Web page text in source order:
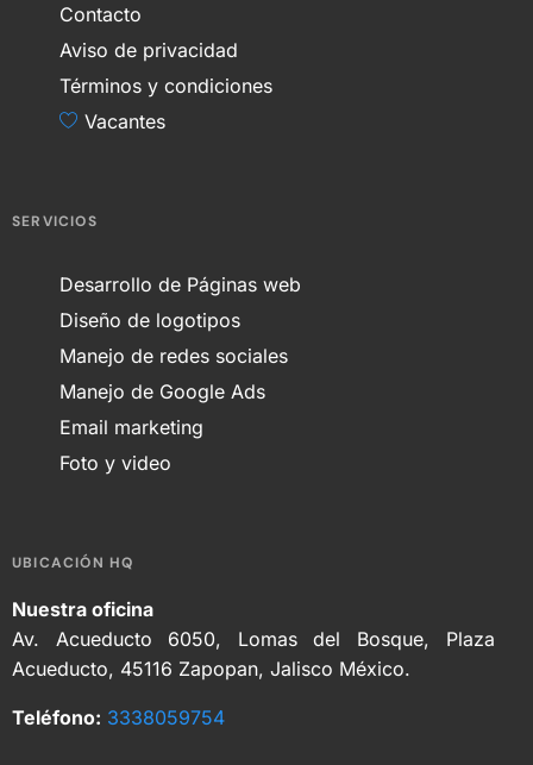
Contacto
Aviso de privacidad
Términos y condiciones
Vacantes
SERVICIOS
Desarrollo de Páginas web
Diseño de logotipos
Manejo de redes sociales
Manejo de Google Ads
Email marketing
Foto y video
UBICACIÓN HQ
Nuestra oficina
Av. Acueducto 6050, Lomas del Bosque, Plaza
Acueducto, 45116 Zapopan, Jalisco México.
Teléfono: 3338059754